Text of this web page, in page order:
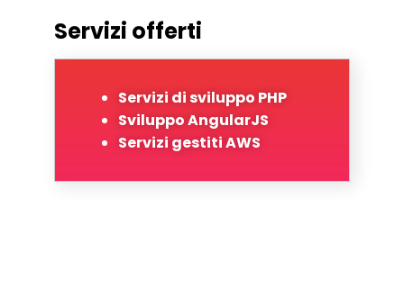
Servizi offerti
Servizi di sviluppo PHP
Sviluppo AngularJS
Servizi gestiti AWS